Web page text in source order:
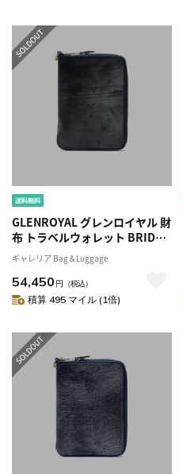
GLENROYAL グレンロイヤル 財
布 トラベルウォレット BRIDLE
LEATHER COLLECTIONブライ
ドルレザーコレクション
ORGANIZER WALLET オーガナ
イザーウォレット 旅行 メンズ
ギャレリア Bag＆Luggage
54,450 円 （税込）
積算 495 マイル (1倍)